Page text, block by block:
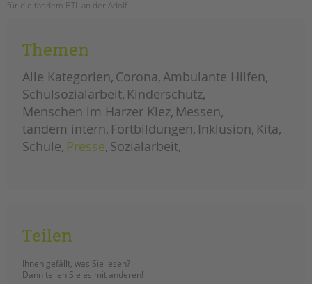
Magazin
Impressum
Datenschutz
Hinweisgebersystem
Intranet
für die tandem BTL an der Adolf-
weiterlesenmädchenarbeit
an
adolf-
reichwein-
schule
Themen
Alle Kategorien Corona Ambulante Hilfen
Schulsozialarbeit Kinderschutz
Menschen im Harzer Kiez Messen
tandem intern Fortbildungen Inklusion Kita
Schule Presse Sozialarbeit
Teilen
Ihnen gefällt, was Sie lesen?
Dann teilen Sie es mit anderen!